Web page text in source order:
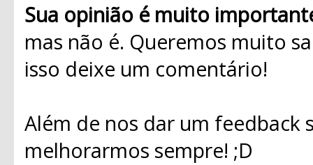
Sua opinião é muito
mas não é. Queremos muito
isso deixe um comentário!
Além de nos dar um
melhorarmos sempre! ;D